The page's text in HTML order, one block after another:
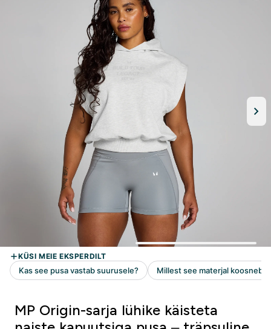
MP Origin-sarja lühike käisteta